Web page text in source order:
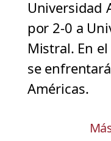
Universidad
por 2-0 a
Mistral. En
se
Américas.